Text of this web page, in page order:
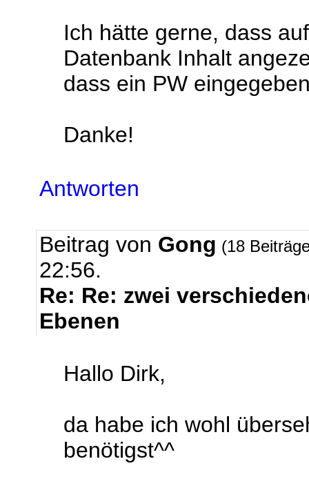
Ich hätte gerne, dass
Datenbank Inhalt
dass ein PW
Danke!
Antworten
Beitrag von Gong (18
22:56.
Re: Re: zwei
Ebenen
Hallo Dirk,
da habe ich wohl
benötigst^^